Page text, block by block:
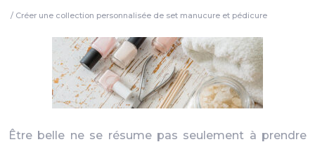
/ Créer une collection personnalisée de set manucure et pédicure
Être belle ne se résume pas seulement à prendre